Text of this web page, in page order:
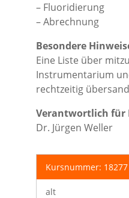
– Fluoridierung
– Abrechnung
Besondere
Eine Liste über
Instrumentarium
rechtzeitig
Verantwortlich für
Dr. Jürgen Weller
Kursnummer: 18277
alt